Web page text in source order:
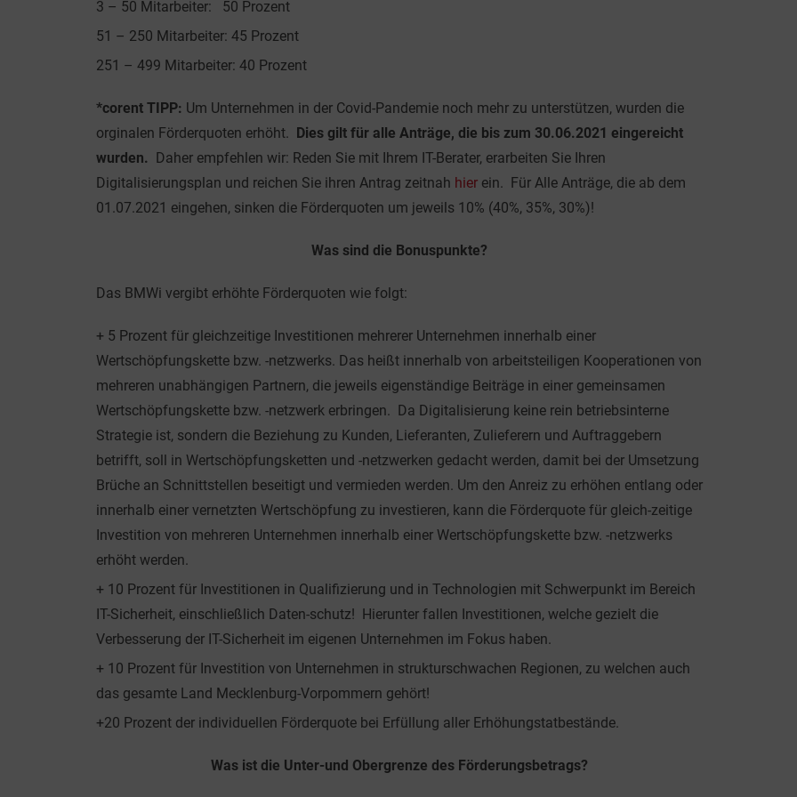
3 – 50 Mitarbeiter: 50 Prozent
51 – 250 Mitarbeiter: 45 Prozent
251 – 499 Mitarbeiter: 40 Prozent
*corent TIPP: Um Unternehmen in der Covid-Pandemie noch mehr zu unterstützen, wurden die
orginalen Förderquoten erhöht. Dies gilt für alle Anträge, die bis zum 30.06.2021 eingereicht
wurden. Daher empfehlen wir: Reden Sie mit Ihrem IT-Berater, erarbeiten Sie Ihren
Digitalisierungsplan und reichen Sie ihren Antrag zeitnah hier ein. Für Alle Anträge, die ab dem
01.07.2021 eingehen, sinken die Förderquoten um jeweils 10% (40%, 35%, 30%)!
Was sind die Bonuspunkte?
Das BMWi vergibt erhöhte Förderquoten wie folgt:
+ 5 Prozent für gleichzeitige Investitionen mehrerer Unternehmen innerhalb einer
Wertschöpfungskette bzw. -netzwerks. Das heißt innerhalb von arbeitsteiligen Kooperationen von
mehreren unabhängigen Partnern, die jeweils eigenständige Beiträge in einer gemeinsamen
Wertschöpfungskette bzw. -netzwerk erbringen. Da Digitalisierung keine rein betriebsinterne
Strategie ist, sondern die Beziehung zu Kunden, Lieferanten, Zulieferern und Auftraggebern
betrifft, soll in Wertschöpfungsketten und -netzwerken gedacht werden, damit bei der Umsetzung
Brüche an Schnittstellen beseitigt und vermieden werden. Um den Anreiz zu erhöhen entlang oder
innerhalb einer vernetzten Wertschöpfung zu investieren, kann die Förderquote für gleich-zeitige
Investition von mehreren Unternehmen innerhalb einer Wertschöpfungskette bzw. -netzwerks
erhöht werden.
+ 10 Prozent für Investitionen in Qualifizierung und in Technologien mit Schwerpunkt im Bereich
IT-Sicherheit, einschließlich Daten-schutz! Hierunter fallen Investitionen, welche gezielt die
Verbesserung der IT-Sicherheit im eigenen Unternehmen im Fokus haben.
+ 10 Prozent für Investition von Unternehmen in strukturschwachen Regionen, zu welchen auch
das gesamte Land Mecklenburg-Vorpommern gehört!
+20 Prozent der individuellen Förderquote bei Erfüllung aller Erhöhungstatbestände.
Was ist die Unter-und Obergrenze des Förderungsbetrags?